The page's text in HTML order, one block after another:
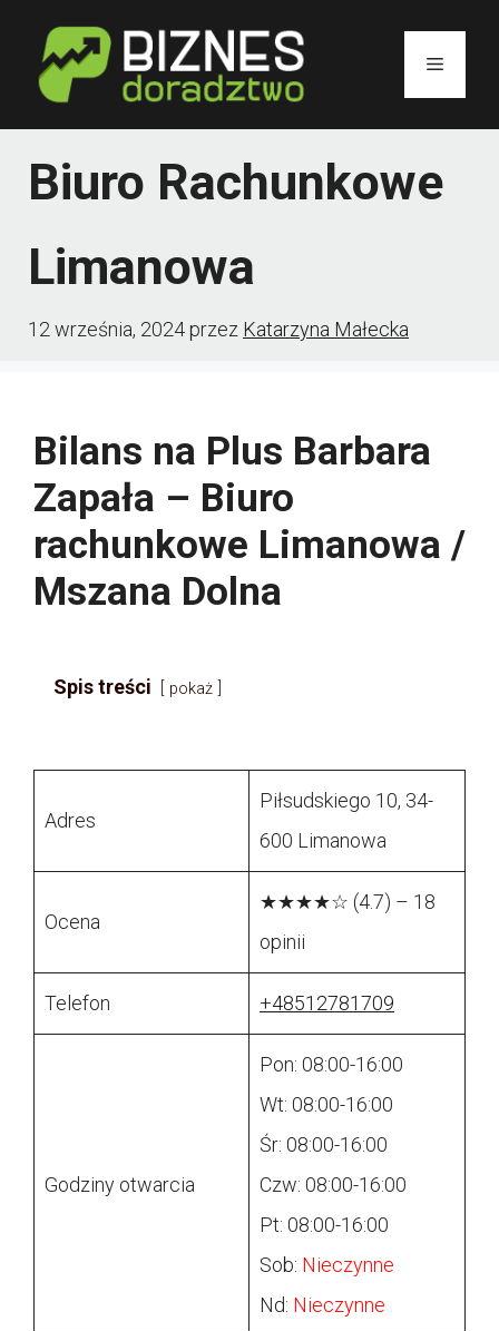
treści
Menu
Biuro Rachunkowe
Limanowa
12 września, 2024przez Katarzyna Małecka
Bilans na Plus Barbara
Zapała – Biuro
rachunkowe Limanowa /
Mszana Dolna
Spis treści pokaż
Adres
Piłsudskiego 10, 34-
600 Limanowa
Ocena
★★★★☆ (4.7) – 18
opinii
Telefon +48512781709
Godziny otwarcia
Pon: 08:00-16:00
Wt: 08:00-16:00
Śr: 08:00-16:00
Czw: 08:00-16:00
Pt: 08:00-16:00
Sob: Nieczynne
Nd: Nieczynne